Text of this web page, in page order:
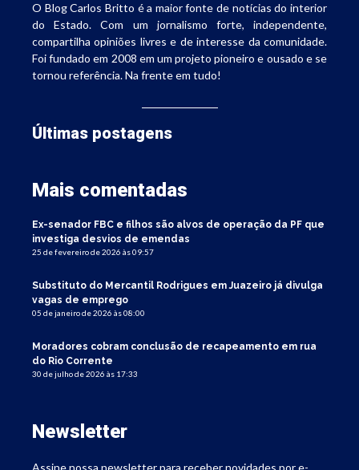
O Blog Carlos Britto é a maior fonte de notícias do interior
do Estado. Com um jornalismo forte, independente,
compartilha opiniões livres e de interesse da comunidade.
Foi fundado em 2008 em um projeto pioneiro e ousado e se
tornou referência. Na frente em tudo!
Últimas postagens
Mais comentadas
Ex-senador FBC e filhos são alvos de operação da PF que
investiga desvios de emendas
25 de fevereiro de 2026 às 09:57
Substituto do Mercantil Rodrigues em Juazeiro já divulga
vagas de emprego
05 de janeiro de 2026 às 08:00
Moradores cobram conclusão de recapeamento em rua
do Rio Corrente
30 de julho de 2026 às 17:33
Newsletter
Assine nossa newsletter para receber novidades por e-